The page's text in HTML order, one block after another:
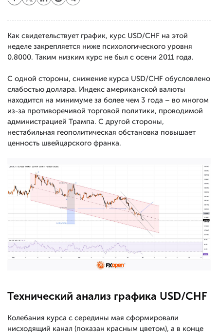
Как свидетельствует график, курс USD/CHF на этой
неделе закрепляется ниже психологического уровня
0.8000. Таким низким курс не был с осени 2011 года.
С одной стороны, снижение курса USD/CHF обусловлено
слабостью доллара. Индекс американской валюты
находится на минимуме за более чем 3 года – во многом
из-за противоречивой торговой политики, проводимой
администрацией Трампа. С другой стороны,
нестабильная геополитическая обстановка повышает
ценность швейцарского франка.
Технический анализ графика USD/CHF
Колебания курса с середины мая сформировали
нисходящий канал (показан красным цветом), а в конце